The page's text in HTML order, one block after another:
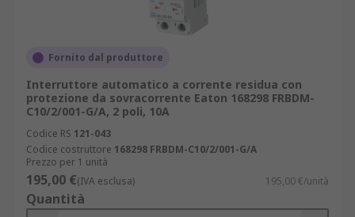
applicazioni: dai quadri di distribuzione
civili fino agli impianti industriali complessi,
gli RCBOssi adattano a molteplici scenari;
in presenza di impianti ad alta potenza o
distribuzioni più complesse, valuta l’uso
combinato con
interruttori
magnetotermici scatolati mccb
Per il cablaggio e la distribuzione, i
busbarsono
accessori spesso utilizzati in combinazione con
Fornito dal produttore
Interruttore automatico a corrente residua con
protezione da sovracorrente Eaton 168298 FRBDM-
C10/2/001-G/A, 2 poli, 10A
Codice RS 121-043
Codice costruttore 168298 FRBDM-C10/2/001-G/A
Prezzo per 1 unità
195,00 €(IVA esclusa) 195,00 €/unità
Quantità